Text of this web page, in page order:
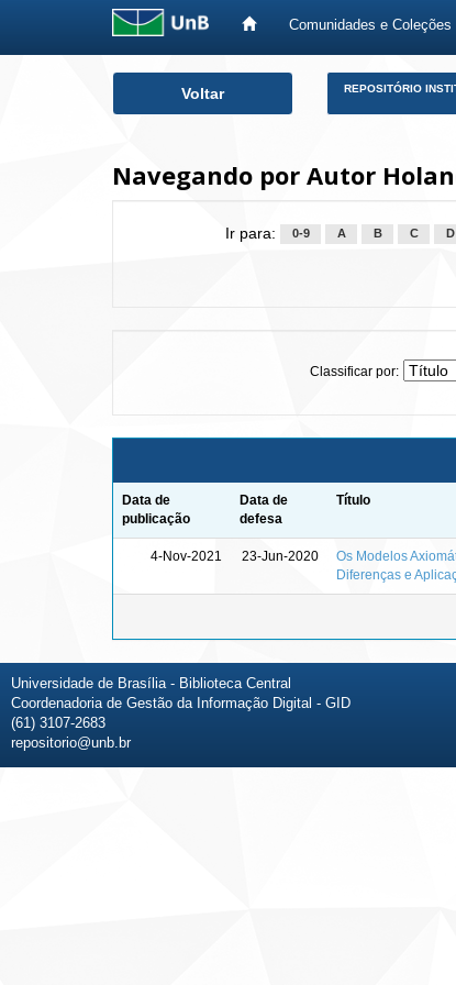
Comunidades e Coleções
Voltar REPOSITÓRIO
Navegando por Autor
Ir para: 0-9 A B C D
Classificar por:
Data de
publicação
Data de
defesa
Título
4-Nov-2021 23-Jun-2020
Os Modelos
Diferenças e
Universidade de Brasília - Biblioteca Central
Coordenadoria de Gestão da Informação Digital - GID
(61) 3107-2683
repositorio@unb.br